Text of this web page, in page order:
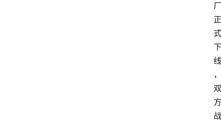
厂
正
式
下
线
，
双
方
战